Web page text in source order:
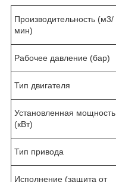
Производительность (м3/
мин)
Рабочее давление (бар)
Тип двигателя
Установленная мощность
(кВт)
Тип привода
Исполнение (защита от